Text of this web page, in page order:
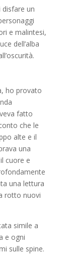
disfare un
e malintesi,
dell’alba
ho provato
fatto
che le
alte e il
una
cuore e
una lettura
rotto nuovi
simile a
e ogni
sulle spine.